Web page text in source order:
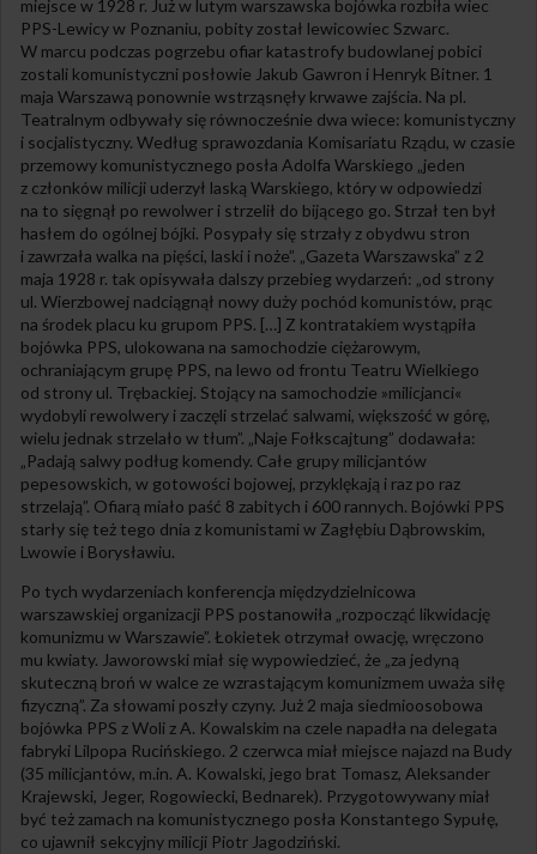
miejsce w 1928 r. Już w lutym warszawska bojówka rozbiła wiec
PPS-Lewicy w Poznaniu, pobity został lewicowiec Szwarc.
W marcu podczas pogrzebu ofiar katastrofy budowlanej pobici
zostali komunistyczni posłowie Jakub Gawron i Henryk Bitner. 1
maja Warszawą ponownie wstrząsnęły krwawe zajścia. Na pl.
Teatralnym odbywały się równocześnie dwa wiece: komunistyczny
i socjalistyczny. Według sprawozdania Komisariatu Rządu, w czasie
przemowy komunistycznego posła Adolfa Warskiego „jeden
z członków milicji uderzył laską Warskiego, który w odpowiedzi
na to sięgnął po rewolwer i strzelił do bijącego go. Strzał ten był
hasłem do ogólnej bójki. Posypały się strzały z obydwu stron
i zawrzała walka na pięści, laski i noże”. „Gazeta Warszawska” z 2
maja 1928 r. tak opisywała dalszy przebieg wydarzeń: „od strony
ul. Wierzbowej nadciągnął nowy duży pochód komunistów, prąc
na środek placu ku grupom PPS. […] Z kontratakiem wystąpiła
bojówka PPS, ulokowana na samochodzie ciężarowym,
ochraniającym grupę PPS, na lewo od frontu Teatru Wielkiego
od strony ul. Trębackiej. Stojący na samochodzie »milicjanci«
wydobyli rewolwery i zaczęli strzelać salwami, większość w górę,
wielu jednak strzelało w tłum”. „Naje Fołkscajtung” dodawała:
„Padają salwy podług komendy. Całe grupy milicjantów
pepesowskich, w gotowości bojowej, przyklękają i raz po raz
strzelają”. Ofiarą miało paść 8 zabitych i 600 rannych. Bojówki PPS
starły się też tego dnia z komunistami w Zagłębiu Dąbrowskim,
Lwowie i Borysławiu.
Po tych wydarzeniach konferencja międzydzielnicowa
warszawskiej organizacji PPS postanowiła „rozpocząć likwidację
komunizmu w Warszawie”. Łokietek otrzymał owację, wręczono
mu kwiaty. Jaworowski miał się wypowiedzieć, że „za jedyną
skuteczną broń w walce ze wzrastającym komunizmem uważa siłę
fizyczną”. Za słowami poszły czyny. Już 2 maja siedmioosobowa
bojówka PPS z Woli z A. Kowalskim na czele napadła na delegata
fabryki Lilpopa Rucińskiego. 2 czerwca miał miejsce najazd na Budy
(35 milicjantów, m.in. A. Kowalski, jego brat Tomasz, Aleksander
Krajewski, Jeger, Rogowiecki, Bednarek). Przygotowywany miał
być też zamach na komunistycznego posła Konstantego Sypułę,
co ujawnił sekcyjny milicji Piotr Jagodziński.